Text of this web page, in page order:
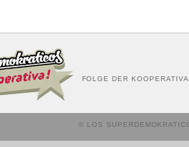
FOLGE DER
© LOS